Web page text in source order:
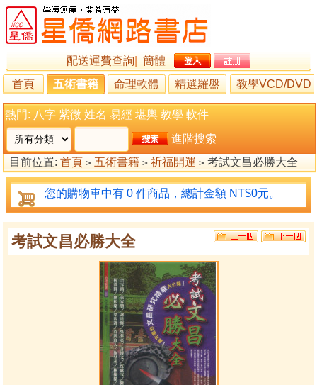
配送運費查詢
簡體
首頁
五術書籍 命理軟體 精選羅盤 教學VCD/DVD
熱門: 八字 紫微 姓名 易經 堪輿 教學 軟件
進階搜索
目前位置: 首頁 > 五術書籍 > 祈福開運 > 考試文昌必勝大全
您的購物車中有 0 件商品，總計金額 NT$0元。
考試文昌必勝大全